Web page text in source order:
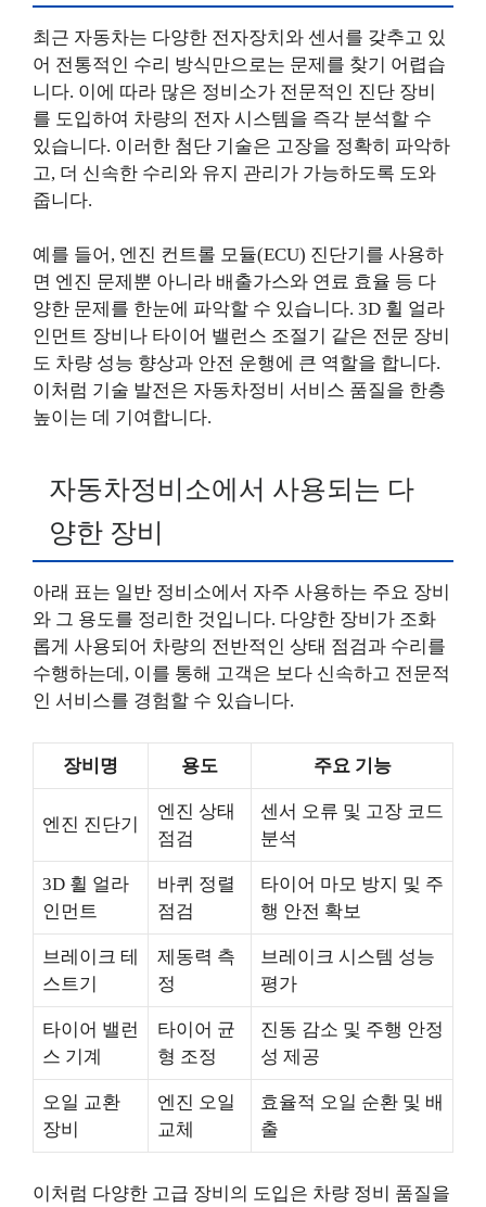
최근 자동차는 다양한 전자장치와 센서를 갖추고 있
어 전통적인 수리 방식만으로는 문제를 찾기 어렵습
니다. 이에 따라 많은 정비소가 전문적인 진단 장비
를 도입하여 차량의 전자 시스템을 즉각 분석할 수
있습니다. 이러한 첨단 기술은 고장을 정확히 파악하
고, 더 신속한 수리와 유지 관리가 가능하도록 도와
줍니다.
예를 들어, 엔진 컨트롤 모듈(ECU) 진단기를 사용하
면 엔진 문제뿐 아니라 배출가스와 연료 효율 등 다
양한 문제를 한눈에 파악할 수 있습니다. 3D 휠 얼라
인먼트 장비나 타이어 밸런스 조절기 같은 전문 장비
도 차량 성능 향상과 안전 운행에 큰 역할을 합니다.
이처럼 기술 발전은 자동차정비 서비스 품질을 한층
높이는 데 기여합니다.
자동차정비소에서 사용되는 다
양한 장비
아래 표는 일반 정비소에서 자주 사용하는 주요 장비
와 그 용도를 정리한 것입니다. 다양한 장비가 조화
롭게 사용되어 차량의 전반적인 상태 점검과 수리를
수행하는데, 이를 통해 고객은 보다 신속하고 전문적
인 서비스를 경험할 수 있습니다.
장비명 용도 주요 기능
엔진 진단기
엔진 상태
점검
센서 오류 및 고장 코드
분석
3D 휠 얼라
인먼트
바퀴 정렬
점검
타이어 마모 방지 및 주
행 안전 확보
브레이크 테
스트기
제동력 측
정
브레이크 시스템 성능
평가
타이어 밸런
스 기계
타이어 균
형 조정
진동 감소 및 주행 안정
성 제공
오일 교환
장비
엔진 오일
교체
효율적 오일 순환 및 배
출
이처럼 다양한 고급 장비의 도입은 차량 정비 품질을